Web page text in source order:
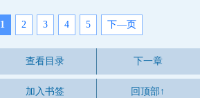
1 2 3 4 5 下—页
查看目录 下一章
加入书签 回顶部↑